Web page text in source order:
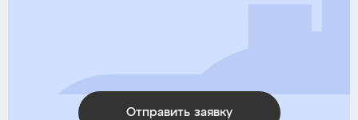
Отправить заявку